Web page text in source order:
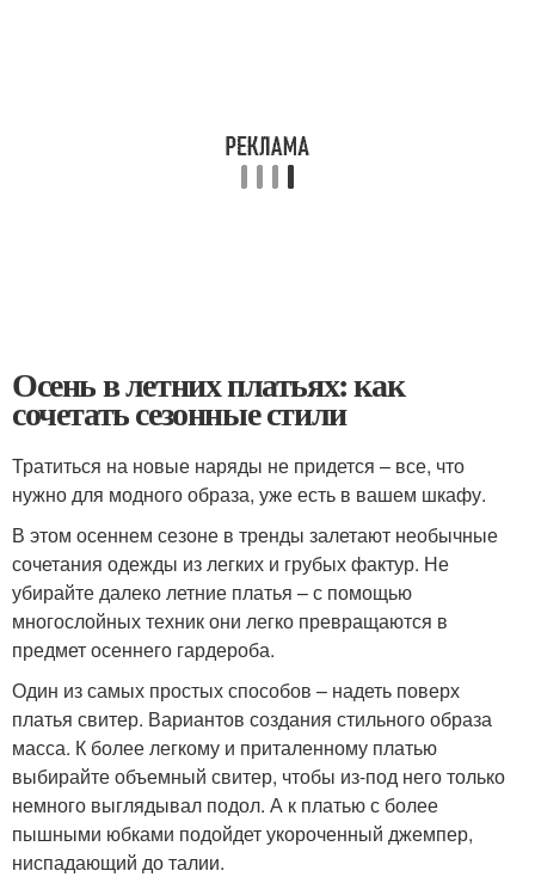
Осень в летних платьях: как
сочетать сезонные стили
Тратиться на новые наряды не придется – все, что
нужно для модного образа, уже есть в вашем шкафу.
В этом осеннем сезоне в тренды залетают необычные
сочетания одежды из легких и грубых фактур. Не
убирайте далеко летние платья – с помощью
многослойных техник они легко превращаются в
предмет осеннего гардероба.
Один из самых простых способов – надеть поверх
платья свитер. Вариантов создания стильного образа
масса. К более легкому и приталенному платью
выбирайте объемный свитер, чтобы из-под него только
немного выглядывал подол. А к платью с более
пышными юбками подойдет укороченный джемпер,
ниспадающий до талии.